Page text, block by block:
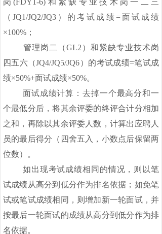
岗(FDY1-6)和紧缺专业技术岗一二三
（JQ1/JQ2/JQ3）的考试成绩=面试成绩
×100%；
管理岗二（GL2）和紧缺专业技术岗
四五六（JQ4/JQ5/JQ6）的考试成绩=笔试成
绩×50%+面试成绩×50%。
面试成绩计算：去掉一个最高分和一
个最低分后，将其余评委的终评合计分相加
之和，再除以其余评委人数，计算出应聘人
员的最后得分（四舍五入，小数点后保留两
位数）。
如出现考试成绩相同的情况，则以笔
试成绩从高分到低分作为排名依据；如免笔
试或笔试成绩相同，则增加新一轮面试，并
按最后一轮面试的成绩从高分到低分作为排
名依据。